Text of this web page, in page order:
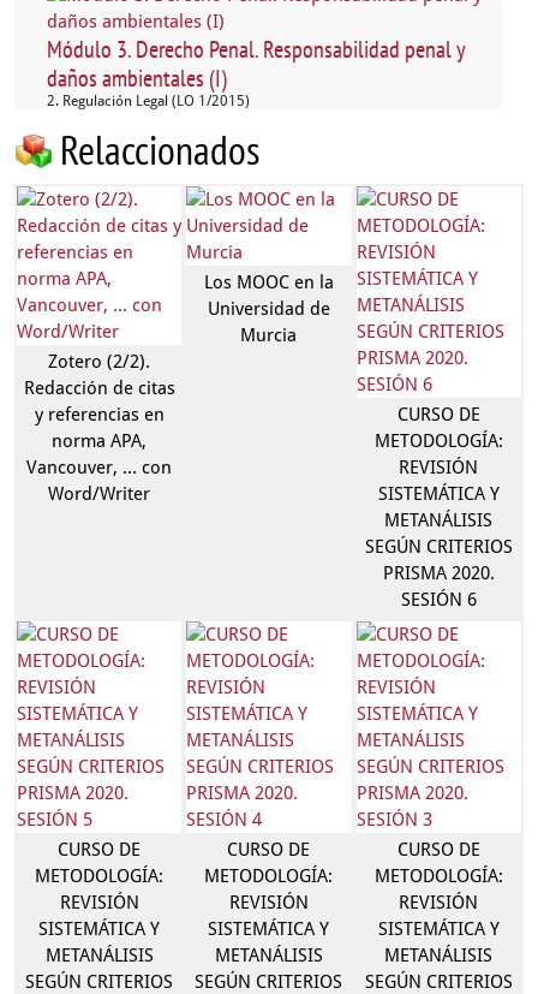
Módulo 3. Derecho Penal. Responsabilidad penal y
daños ambientales (I)
2. Regulación Legal (LO 1/2015)
Relaccionados
Zotero (2/2).
Redacción de citas
y referencias en
norma APA,
Vancouver, ... con
Word/Writer
Los MOOC en la
Universidad de
Murcia
CURSO DE
METODOLOGÍA:
REVISIÓN
SISTEMÁTICA Y
METANÁLISIS
SEGÚN CRITERIOS
PRISMA 2020.
SESIÓN 6
CURSO DE
METODOLOGÍA:
REVISIÓN
SISTEMÁTICA Y
METANÁLISIS
SEGÚN CRITERIOS
CURSO DE
METODOLOGÍA:
REVISIÓN
SISTEMÁTICA Y
METANÁLISIS
SEGÚN CRITERIOS
CURSO DE
METODOLOGÍA:
REVISIÓN
SISTEMÁTICA Y
METANÁLISIS
SEGÚN CRITERIOS